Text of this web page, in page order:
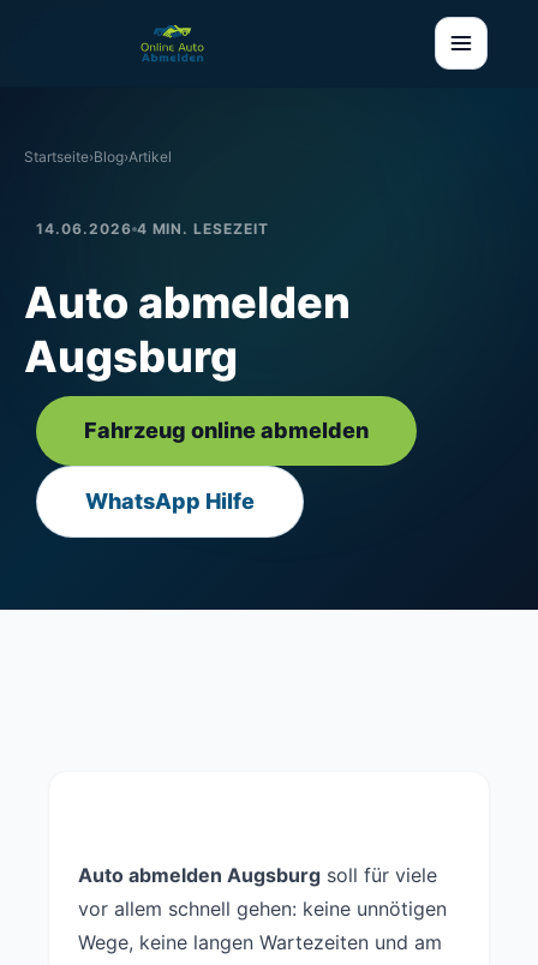
Startseite›Blog›Artikel
14.06.2026 4 MIN. LESEZEIT
Auto abmelden
Augsburg
Fahrzeug online abmelden
WhatsApp Hilfe
Auto abmelden Augsburg soll für viele
vor allem schnell gehen: keine unnötigen
Wege, keine langen Wartezeiten und am